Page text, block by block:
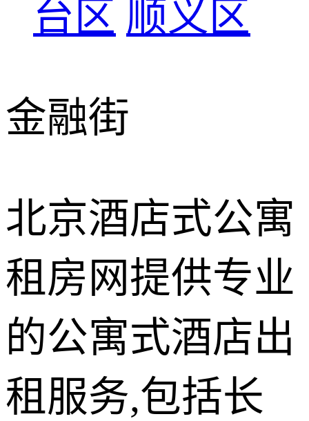
台区 顺义区
金融街
北京酒店式公寓
租房网提供专业
的公寓式酒店出
租服务,包括长